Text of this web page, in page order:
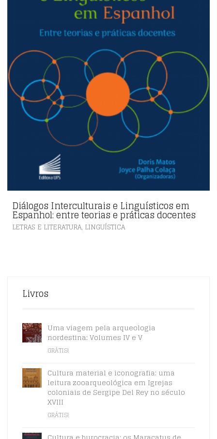
Diálogos Interculturais e Linguísticos em
Espanhol: entre teorias e práticas docentes
LETRAS E LITERATURA, LINGUÍSTICA
Livros
Uma viagem pela arqueologia
nordestina: Volumes IV e V
GRÁTIS!
Cultura material e iconografia: uma
leitura zooarqueológica em Igrejas
coloniais de Sergipe Del Rey no século
XVIII
GRÁTIS!